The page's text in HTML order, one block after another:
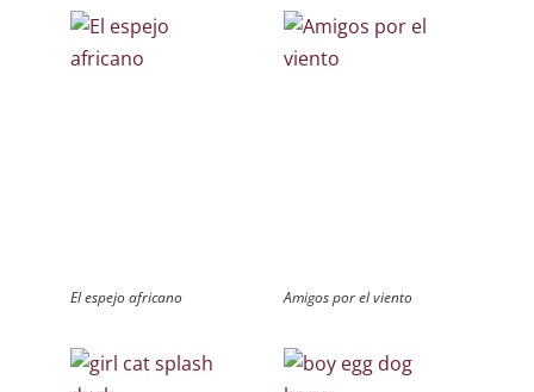
El espejo africano Amigos por el viento